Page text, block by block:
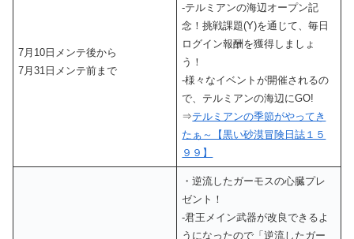
7月10日メンテ後から
7月31日メンテ前まで
‐テルミアンの海辺オープン記
念！挑戦課題(Y)を通じて、毎日
ログイン報酬を獲得しましょ
う！
‐様々なイベントが開催されるの
で、テルミアンの海辺にGO!
⇒テルミアンの季節がやってき
たぁ～【黒い砂漠冒険日誌１５
９９】
・逆流したガーモスの心臓プレ
ゼント！
‐君王メイン武器が改良できるよ
うになったので「逆流したガー